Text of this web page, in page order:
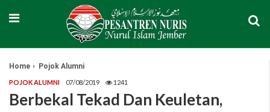
Home Pojok Alumni
POJOK ALUMNI 07/08/2019 1241
Berbekal Tekad Dan Keuletan,